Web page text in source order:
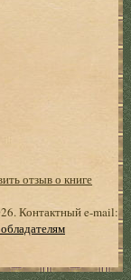
отзыв о книге
Контактный e-mail: